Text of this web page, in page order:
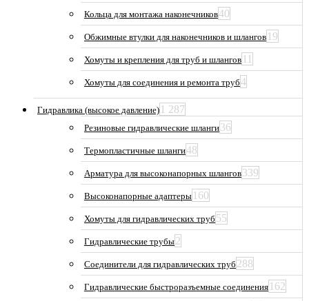
Кольца для монтажа наконечников40
Обжимные втулки для наконечников и шлангов 19
Хомуты и крепления для труб и шлангов 11
Хомуты для соединения и ремонта труб4
Гидравлика (высокое давление) 1 287
Резиновые гидравлические шланги36
Термопластичные шланги48
Арматура для высоконапорных шлангов339
Высоконапорные адаптеры 160
Хомуты для гидравлических труб 55
Гидравлические трубы2
Соединители для гидравлических труб 288
Гидравлические быстроразъемные соединения 162